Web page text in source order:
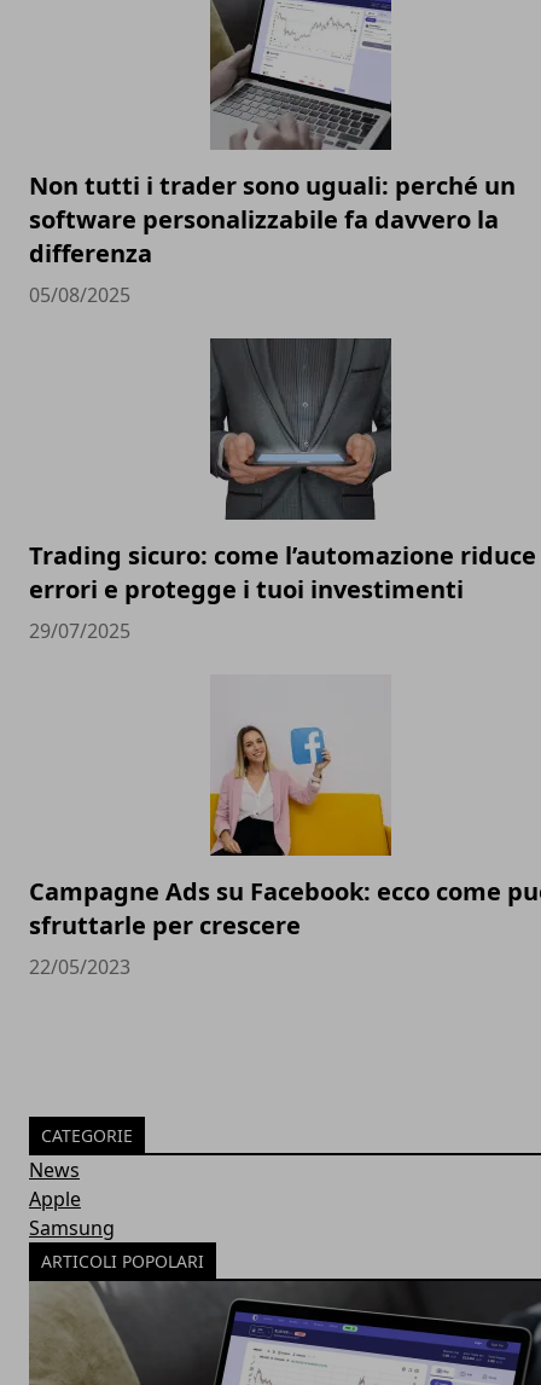
Non tutti i trader sono uguali: perché un
software personalizzabile fa davvero la
differenza
05/08/2025
Trading sicuro: come l’automazione
errori e protegge i tuoi investimenti
29/07/2025
Campagne Ads su Facebook: ecco come
sfruttarle per crescere
22/05/2023
CATEGORIE
News
Apple
Samsung
ARTICOLI POPOLARI